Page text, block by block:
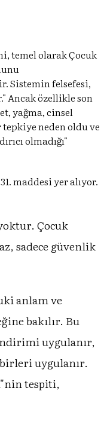
temel olarak Çocuk
Sistemin felsefesi,
Ancak özellikle son
yağma, cinsel
neden oldu ve
olmadığı"
maddesi yer alıyor.
Çocuk
sadece güvenlik
anlam ve
bakılır. Bu
uygulanır,
uygulanır.
tespiti,